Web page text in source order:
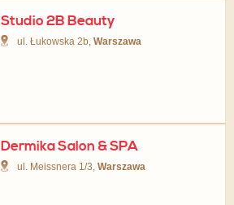
Studio 2B Beauty
ul. Łukowska 2b,Warszawa
Dermika Salon & SPA
ul. Meissnera 1/3,Warszawa